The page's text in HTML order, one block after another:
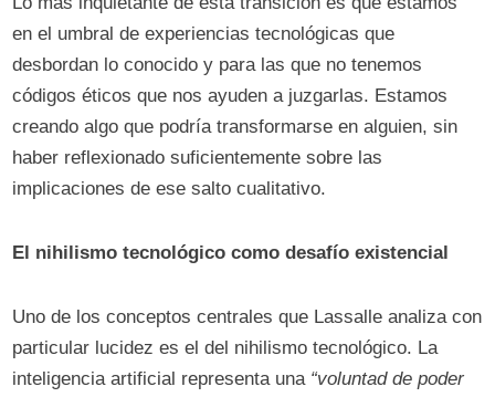
en el umbral de experiencias tecnológicas que
desbordan lo conocido y para las que no tenemos
códigos éticos que nos ayuden a juzgarlas. Estamos
creando algo que podría transformarse en alguien, sin
haber reflexionado suficientemente sobre las
implicaciones de ese salto cualitativo.
El nihilismo tecnológico como desafío existencial
Uno de los conceptos centrales que Lassalle analiza con
particular lucidez es el del nihilismo tecnológico. La
inteligencia artificial representa una “voluntad de poder